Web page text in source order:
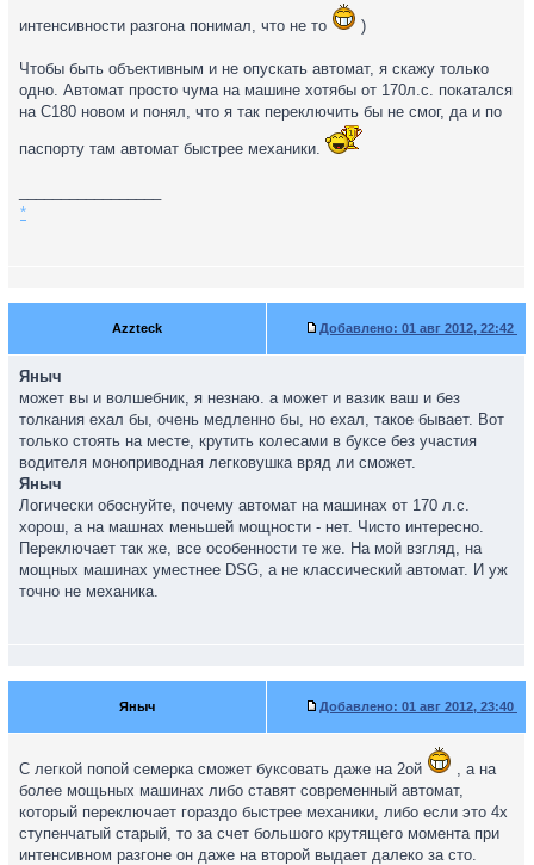
интенсивности разгона понимал, что не то
)
Чтобы быть объективным и не опускать автомат, я скажу только
одно. Автомат просто чума на машине хотябы от 170л.с. покатался
на С180 новом и понял, что я так переключить бы не смог, да и по
паспорту там автомат быстрее механики.
*
Azzteck Добавлено: 01 авг 2012, 22:42
Яныч
может вы и волшебник, я незнаю. а может и вазик ваш и без
толкания ехал бы, очень медленно бы, но ехал, такое бывает. Вот
только стоять на месте, крутить колесами в буксе без участия
водителя моноприводная легковушка вряд ли сможет.
Яныч
Логически обоснуйте, почему автомат на машинах от 170 л.с.
хорош, а на машнах меньшей мощности - нет. Чисто интересно.
Переключает так же, все особенности те же. На мой взгляд, на
мощных машинах уместнее DSG, а не классический автомат. И уж
точно не механика.
Яныч Добавлено: 01 авг 2012, 23:40
С легкой попой семерка сможет буксовать даже на 2ой
, а на
более мощьных машинах либо ставят современный автомат,
который переключает гораздо быстрее механики, либо если это 4х
ступенчатый старый, то за счет большого крутящего момента при
интенсивном разгоне он даже на второй выдает далеко за сто.